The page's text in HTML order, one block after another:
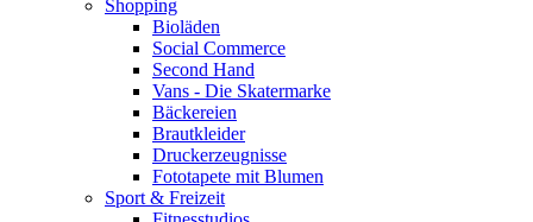
Shopping
Bioläden
Social Commerce
Second Hand
Vans - Die Skatermarke
Bäckereien
Brautkleider
Druckerzeugnisse
Fototapete mit Blumen
Sport & Freizeit